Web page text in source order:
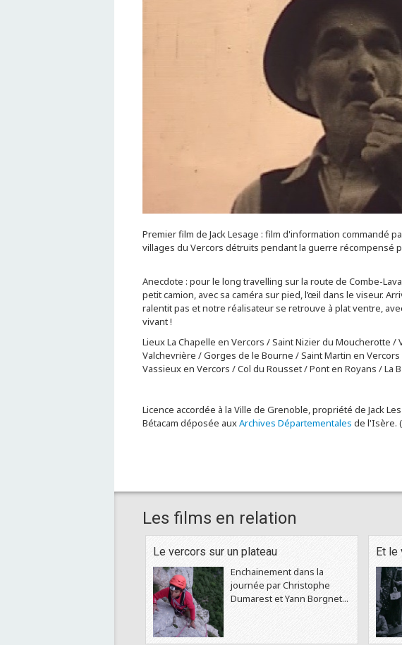
Premier film de Jack Lesage : film d'information commandé
villages du Vercors détruits pendant la guerre récompensé
Anecdote : pour le long travelling sur la route de Combe-
petit camion, avec sa caméra sur pied, l’œil dans le viseur.
ralentit pas et notre réalisateur se retrouve à plat ventre,
vivant !
Lieux La Chapelle en Vercors / Saint Nizier du Moucherotte /
Valchevrière / Gorges de le Bourne / Saint Martin en
Vassieux en Vercors / Col du Rousset / Pont en Royans / La
Licence accordée à la Ville de Grenoble, propriété de Jack
Bétacam déposée auxArchives Départementales de l'Isère.
Les films en relation
Le vercors sur un plateau
Enchainement dans la
journée par Christophe
Dumarest et Yann Borgnet...
Et le